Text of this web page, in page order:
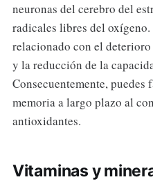
neuronas del cerebro del
radicales libres del
relacionado con el
y la reducción de la
Consecuentemente,
memoria a largo plazo al
antioxidantes.
Vitaminas y